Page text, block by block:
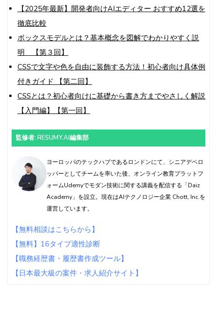
【2025年最新】開発者向けAIエディター おすすめ12選を
徹底比較
ボックスモデルとは？基本概念を図解でわかりやすく説
明 【第３回】
CSSで文字や色を自由に装飾する方法！初心者向け具体例
付きガイド 【第二回】
CSSとは？初心者向けに基礎から書き方までやさしく解説
【入門編】【第一回】
監修者: RESUMY.AI編集部
ヨーロッパのテックハブであるロンドンにて、シニアデベロ
ッパーとしてチームを率いた後、オンライン教育プラットフ
ォームUdemyでモダン技術に関する講義を配信する「Daiz
Academy」を設立。現在はAIテクノロジー企業 Chott, Inc.を
運営しています。
【無料相談はこちらから】
【無料】16タイプ適性診断
【職務経歴書・履歴書作成ツール】
【日本最大級の案件・求人紹介サイト】